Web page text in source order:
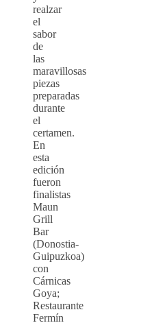
realzar
el
sabor
de
las
maravillosas
piezas
preparadas
durante
el
certamen.
En
esta
edición
fueron
finalistas
Maun
Grill
Bar
(Donostia-
Guipuzkoa)
con
Cárnicas
Goya;
Restaurante
Fermín